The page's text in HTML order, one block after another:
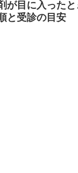
が目に入ったと
と受診の目安